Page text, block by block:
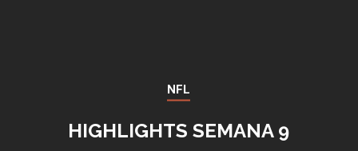
NFL
HIGHLIGHTS SEMANA 9